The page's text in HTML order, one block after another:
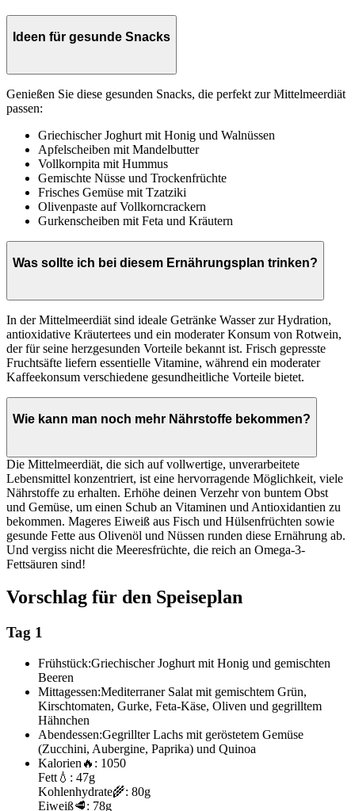
Ideen für gesunde Snacks
Genießen Sie diese gesunden Snacks, die perfekt zur Mittelmeerdiät
passen:
Griechischer Joghurt mit Honig und Walnüssen
Apfelscheiben mit Mandelbutter
Vollkornpita mit Hummus
Gemischte Nüsse und Trockenfrüchte
Frisches Gemüse mit Tzatziki
Olivenpaste auf Vollkorncrackern
Gurkenscheiben mit Feta und Kräutern
Was sollte ich bei diesem Ernährungsplan trinken?
In der Mittelmeerdiät sind ideale Getränke Wasser zur Hydration,
antioxidative Kräutertees und ein moderater Konsum von Rotwein,
der für seine herzgesunden Vorteile bekannt ist. Frisch gepresste
Fruchtsäfte liefern essentielle Vitamine, während ein moderater
Kaffeekonsum verschiedene gesundheitliche Vorteile bietet.
Wie kann man noch mehr Nährstoffe bekommen?
Die Mittelmeerdiät, die sich auf vollwertige, unverarbeitete
Lebensmittel konzentriert, ist eine hervorragende Möglichkeit, viele
Nährstoffe zu erhalten. Erhöhe deinen Verzehr von buntem Obst
und Gemüse, um einen Schub an Vitaminen und Antioxidantien zu
bekommen. Mageres Eiweiß aus Fisch und Hülsenfrüchten sowie
gesunde Fette aus Olivenöl und Nüssen runden diese Ernährung ab.
Und vergiss nicht die Meeresfrüchte, die reich an Omega-3-
Fettsäuren sind!
Vorschlag für den Speiseplan
Tag 1
Frühstück:Griechischer Joghurt mit Honig und gemischten
Beeren
Mittagessen:Mediterraner Salat mit gemischtem Grün,
Kirschtomaten, Gurke, Feta-Käse, Oliven und gegrilltem
Hähnchen
Abendessen:Gegrillter Lachs mit geröstetem Gemüse
(Zucchini, Aubergine, Paprika) und Quinoa
Kalorien 🔥: 1050
Fett 💧: 47g
Kohlenhydrate🌾: 80g
Eiweiß🥩: 78g